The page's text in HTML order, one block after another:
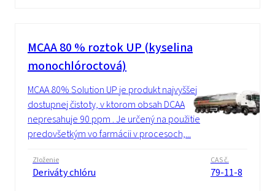
MCAA 80 % roztok UP (kyselina
monochlóroctová)
MCAA 80% Solution UP je produkt najvyššej
dostupnej čistoty, v ktorom obsah DCAA
nepresahuje 90 ppm . Je určený na použitie
predovšetkým vo farmácii v procesoch,...
Zloženie
Deriváty chlóru
CAS č.
79-11-8